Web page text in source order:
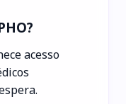
acesso